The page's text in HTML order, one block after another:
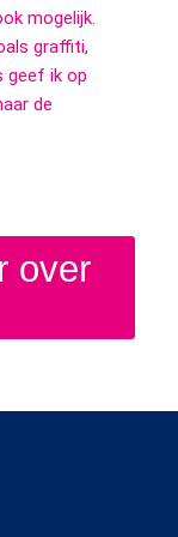
mogelijk.
graffiti,
geef ik op
de
over